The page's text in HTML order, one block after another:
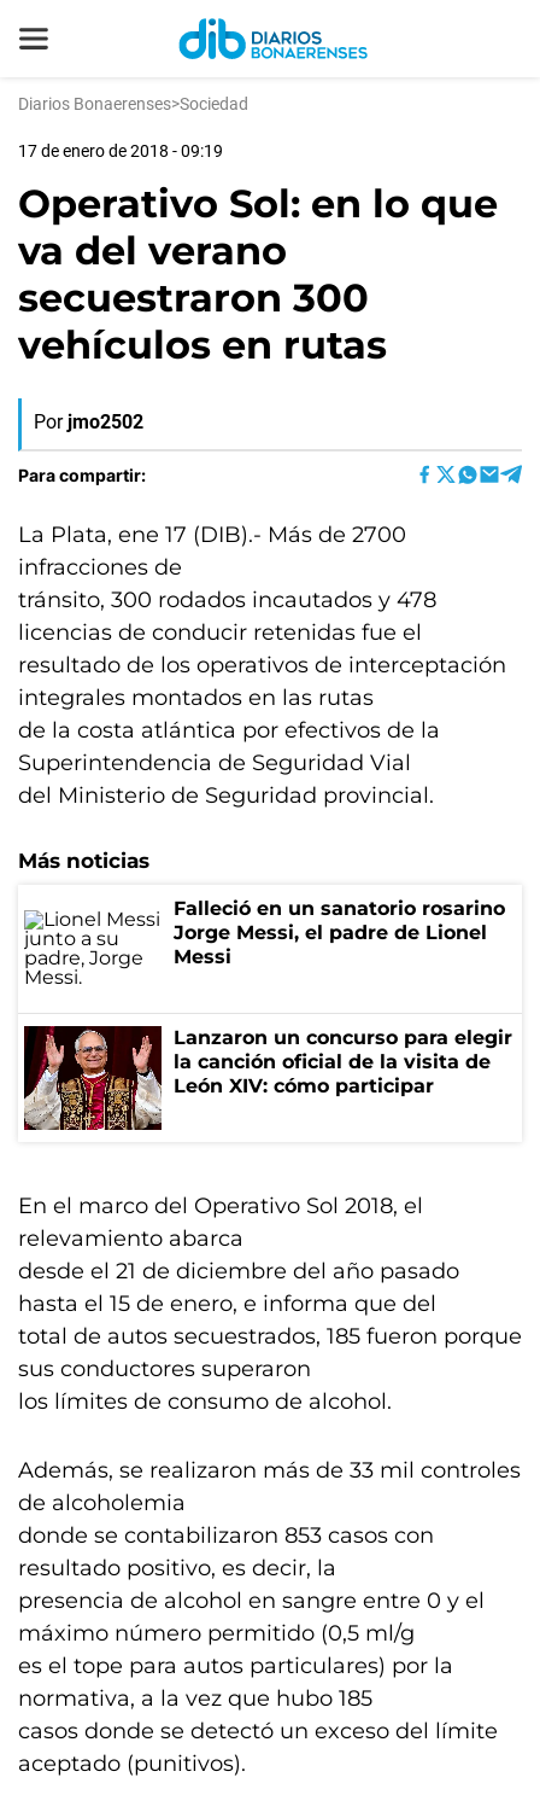
Diarios Bonaerenses>Sociedad
17 de enero de 2018 - 09:19
Operativo Sol: en lo que
va del verano
secuestraron 300
vehículos en rutas
Por jmo2502
Para compartir:
La Plata, ene 17 (DIB).- Más de 2700
infracciones de
tránsito, 300 rodados incautados y 478
licencias de conducir retenidas fue el
resultado de los operativos de interceptación
integrales montados en las rutas
de la costa atlántica por efectivos de la
Superintendencia de Seguridad Vial
del Ministerio de Seguridad provincial.
Más noticias
Falleció en un sanatorio rosarino
Jorge Messi, el padre de Lionel
Messi
Lanzaron un concurso para elegir
la canción oficial de la visita de
León XIV: cómo participar
En el marco del Operativo Sol 2018, el
relevamiento abarca
desde el 21 de diciembre del año pasado
hasta el 15 de enero, e informa que del
total de autos secuestrados, 185 fueron porque
sus conductores superaron
los límites de consumo de alcohol.
Además, se realizaron más de 33 mil controles
de alcoholemia
donde se contabilizaron 853 casos con
resultado positivo, es decir, la
presencia de alcohol en sangre entre 0 y el
máximo número permitido (0,5 ml/g
es el tope para autos particulares) por la
normativa, a la vez que hubo 185
casos donde se detectó un exceso del límite
aceptado (punitivos).